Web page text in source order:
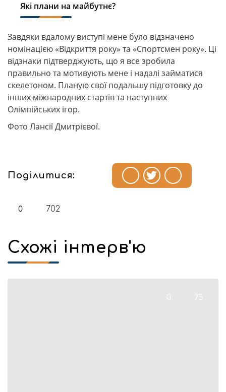
Які плани на майбутнє?
Завдяки вдалому виступі мене було відзначено
номінацією «Відкриття року» та «Спортсмен року». Ці
відзнаки підтверджують, що я все зробила
правильно та мотивують мене і надалі займатися
скелетоном. Планую свої подальшу підготовку до
інших міжнародних стартів та наступних
Олімпійських ігор.
Фото Лансії Дмитрієвої.
Поділитися:
0 702
Схожі інтерв'ю
0 75